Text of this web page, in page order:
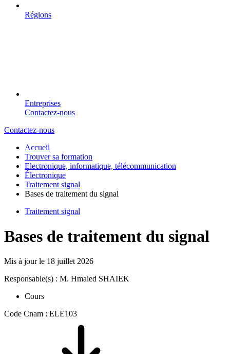
Régions
Entreprises
Contactez-nous
Contactez-nous
Accueil
Trouver sa formation
Electronique, informatique, télécommunication
Électronique
Traitement signal
Bases de traitement du signal
Traitement signal
Bases de traitement du signal
Mis à jour le 18 juillet 2026
Responsable(s) : M. Hmaied SHAIEK
Cours
Code Cnam : ELE103